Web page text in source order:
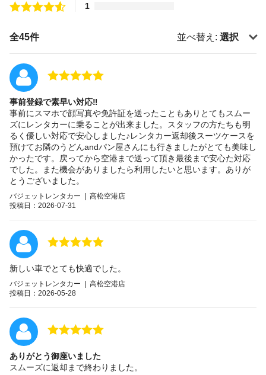
1
全45件 並べ替え: 選択
事前登録で素早い対応‼︎
事前にスマホで顔写真や免許証を送ったこともありとてもスムー
ズにレンタカーに乗ることが出来ました。スタッフの方たちも明
るく優しい対応で安心しました♪レンタカー返却後スーツケースを
預けてお隣のうどんandパン屋さんにも行きましたがとても美味し
かったです。戻ってから空港まで送って頂き最後まで安心た対応
でした。また機会がありましたら利用したいと思います。ありが
とうございました。
バジェットレンタカー | 高松空港店
投稿日：2026-07-31
新しい車でとても快適でした。
バジェットレンタカー | 高松空港店
投稿日：2026-05-28
ありがとう御座いました
スムーズに返却まで終わりました。